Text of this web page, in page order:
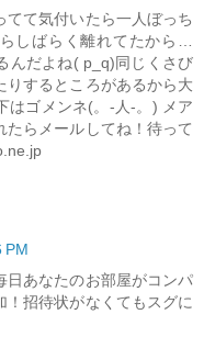
て気付いたら一人ぼっち
しばらく離れてたから…
んだよね( p_q)同じくさび
りするところがあるから大
はゴメンネ(。-人-。) メア
たらメールしてね！待って
PM
日あなたのお部屋がコンパ
招待状がなくてもスグに